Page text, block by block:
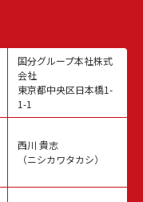
国分グループ本社株式
会社
東京都中央区日本橋1-
1-1
西川 貴志
（ニシカワタカシ）